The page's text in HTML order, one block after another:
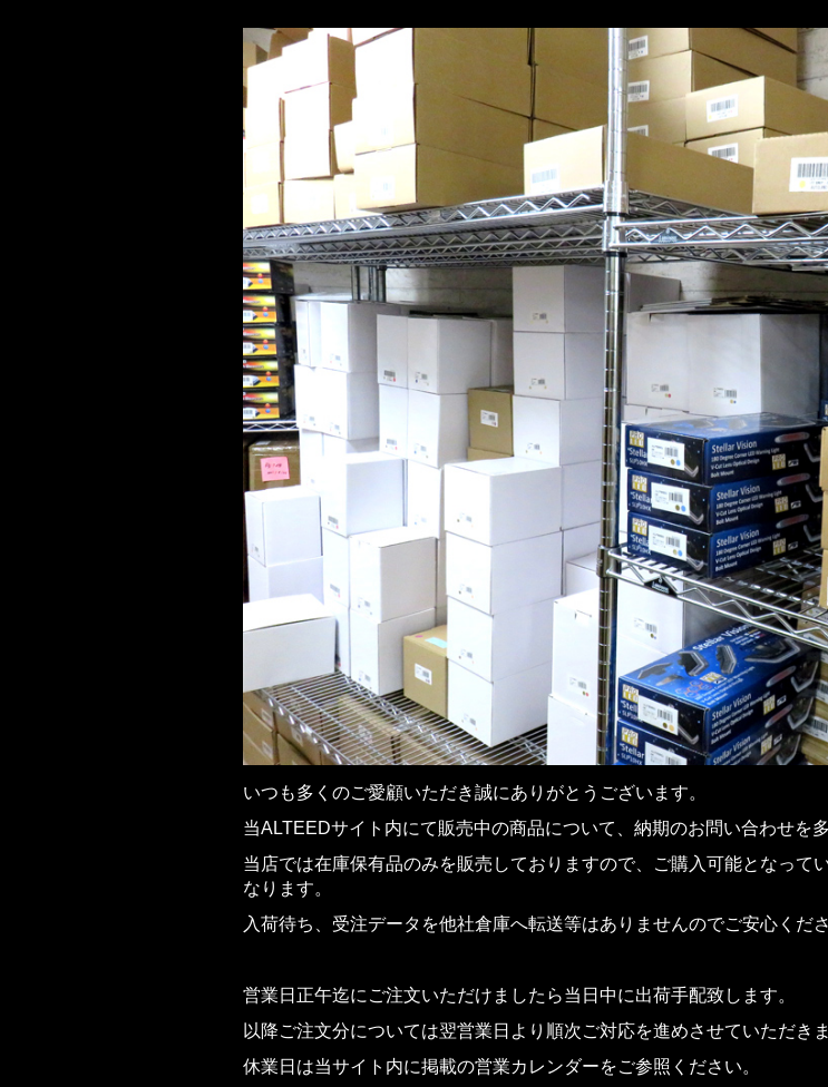
いつも多くのご愛顧いただき誠にありがとうございます。
当ALTEEDサイト内にて販売中の商品について、納期のお問い合わせを
当店では在庫保有品のみを販売しておりますので、ご購入可能となって
なります。
入荷待ち、受注データを他社倉庫へ転送等はありませんのでご安心くださ
営業日正午迄にご注文いただけましたら当日中に出荷手配致します。
以降ご注文分については翌営業日より順次ご対応を進めさせていただきま
休業日は当サイト内に掲載の営業カレンダーをご参照ください。